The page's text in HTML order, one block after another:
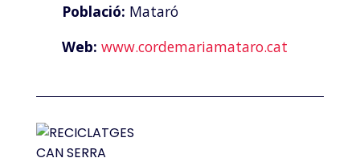
Població: Mataró
Web: www.cordemariamataro.cat